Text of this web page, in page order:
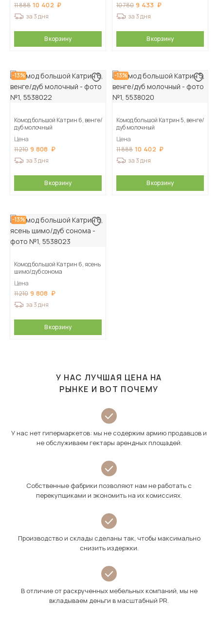
11 888 10 402
за 3 дня
В корзину
10 780 9 433
за 3 дня
В корзину
-13%
Комод большой Катрин 6, венге/
дуб молочный
Цена
11 210 9 808
за 3 дня
В корзину
-13%
Комод большой Катрин 5, венге/
дуб молочный
Цена
11 888 10 402
за 3 дня
В корзину
-13%
Комод большой Катрин 6, ясень
шимо/дуб сонома
Цена
11 210 9 808
за 3 дня
В корзину
У НАС ЛУЧШАЯ ЦЕНА НА
РЫНКЕ И ВОТ ПОЧЕМУ
У нас нет гипермаркетов: мы не содержим армию продавцов и
не обслуживаем гектары арендных площадей.
Собственные фабрики позволяют нам не работать с
перекупщиками и экономить на их комиссиях.
Производство и склады сделаны так, чтобы максимально
снизить издержки.
В отличие от раскрученных мебельных компаний, мы не
вкладываем деньги в масштабный PR.